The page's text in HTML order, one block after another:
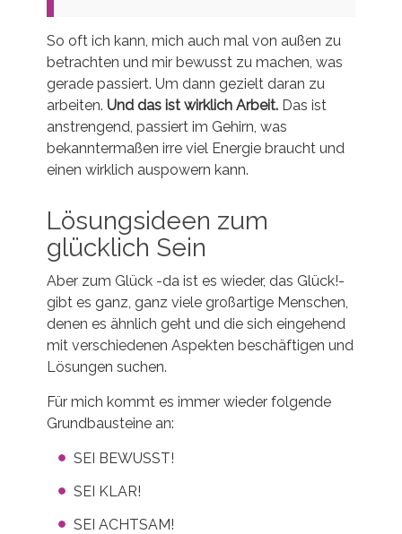
So oft ich kann, mich auch mal von außen zu
betrachten und mir bewusst zu machen, was
gerade passiert. Um dann gezielt daran zu
arbeiten. Und das ist wirklich Arbeit. Das ist
anstrengend, passiert im Gehirn, was
bekanntermaßen irre viel Energie braucht und
einen wirklich auspowern kann.
Lösungsideen zum
glücklich Sein
Aber zum Glück -da ist es wieder, das Glück!-
gibt es ganz, ganz viele großartige Menschen,
denen es ähnlich geht und die sich eingehend
mit verschiedenen Aspekten beschäftigen und
Lösungen suchen.
Für mich kommt es immer wieder folgende
Grundbausteine an:
SEI BEWUSST!
SEI KLAR!
SEI ACHTSAM!